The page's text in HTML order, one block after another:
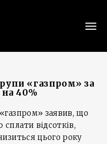
«газпром» за
40%
заявив, що
відсотків,
цього року